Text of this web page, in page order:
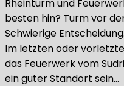
Rheinturm und
besten hin? Turm vor
Schwierige
Im letzten oder
das Feuerwerk vom
ein guter Standort sein…